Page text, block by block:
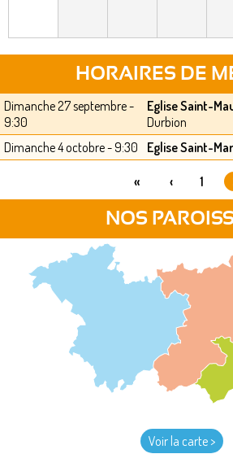
HORAIRES DE
Dimanche 27 septembre -
9:30
Eglise Saint-
Durbion
Dimanche 4 octobre - 9:30
Eglise Saint-
« ‹ 1
NOS
Voir la carte >